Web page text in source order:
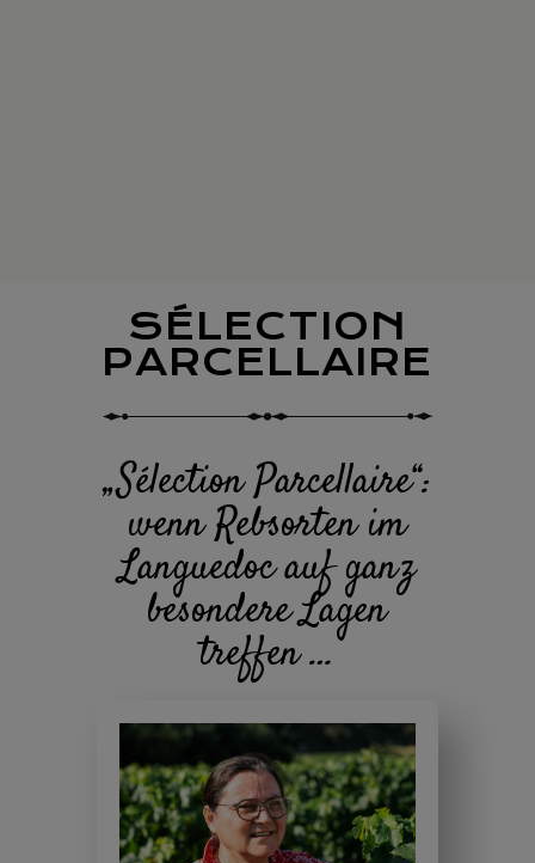
SÉLECTION
PARCELLAIRE
„Sélection Parcellaire“:
wenn Rebsorten im
Languedoc auf ganz
besondere Lagen
treffen …